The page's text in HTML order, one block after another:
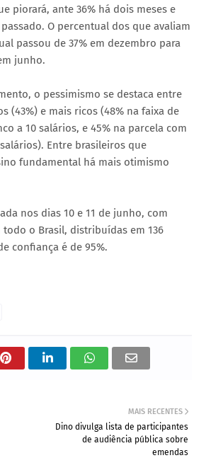
piorará, ante 36% há dois meses e
O percentual dos que avaliam
passou de 37% em dezembro para
junho.
o pessimismo se destaca entre
(43%) e mais ricos (48% na faixa de
a 10 salários, e 45% na parcela com
Entre brasileiros que
fundamental há mais otimismo
nos dias 10 e 11 de junho, com
todo o Brasil, distribuídas em 136
confiança é de 95%.
MAIS RECENTES
Dino divulga lista de participantes
de audiência pública sobre
emendas